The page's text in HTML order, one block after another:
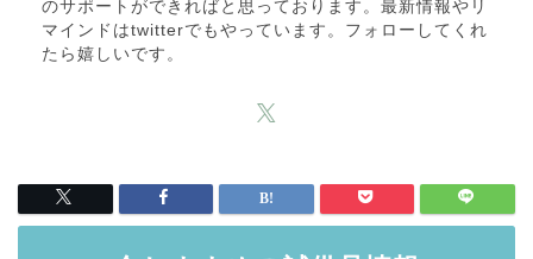
のサポートができればと思っております。最新情報やリ
マインドはtwitterでもやっています。フォローしてくれ
たら嬉しいです。